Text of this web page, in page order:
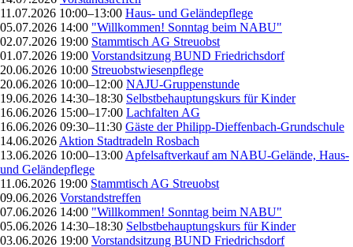
11.07.2026 10:00–13:00 Haus- und Geländepflege
05.07.2026 14:00 "Willkommen! Sonntag beim NABU"
02.07.2026 19:00 Stammtisch AG Streuobst
01.07.2026 19:00 Vorstandsitzung BUND Friedrichsdorf
20.06.2026 10:00 Streuobstwiesenpflege
20.06.2026 10:00–12:00 NAJU-Gruppenstunde
19.06.2026 14:30–18:30 Selbstbehauptungskurs für Kinder
16.06.2026 15:00–17:00 Lachfalten AG
16.06.2026 09:30–11:30 Gäste der Philipp-Dieffenbach-Grundschule
14.06.2026 Aktion Stadtradeln Rosbach
13.06.2026 10:00–13:00 Apfelsaftverkauf am NABU-Gelände, Haus-
und Geländepflege
11.06.2026 19:00 Stammtisch AG Streuobst
09.06.2026 Vorstandstreffen
07.06.2026 14:00 "Willkommen! Sonntag beim NABU"
05.06.2026 14:30–18:30 Selbstbehauptungskurs für Kinder
03.06.2026 19:00 Vorstandsitzung BUND Friedrichsdorf